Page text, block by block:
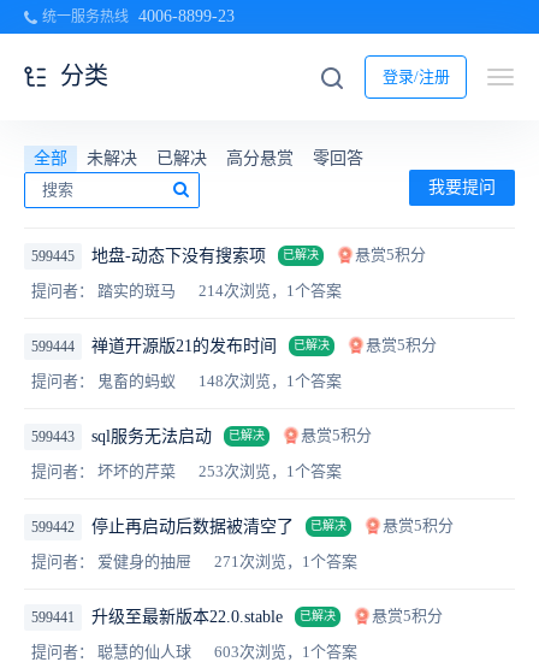
统一服务热线 4006-8899-23
登录/注册
分类
全部 未解决 已解决 高分悬赏
零回答
我要提问
599445 地盘-动态下没有搜索项 已解决
悬赏5积分
提问者： 踏实的斑马
214次浏览，1个答案
599444 禅道开源版21的发布时间 已解决
悬赏5积分
提问者： 鬼畜的蚂蚁
148次浏览，1个答案
599443 sql服务无法启动 已解决
悬赏5积分
提问者： 坏坏的芹菜
253次浏览，1个答案
599442 停止再启动后数据被清空了 已解决
悬赏5积分
提问者： 爱健身的抽屉
271次浏览，1个答案
599441 升级至最新版本22.0.stable 已解决
悬赏5积分
提问者： 聪慧的仙人球
603次浏览，1个答案